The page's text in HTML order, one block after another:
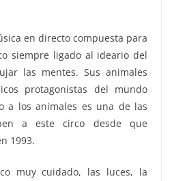
en directo compuesta para
siempre ligado al ideario del
las mentes. Sus animales
protagonistas del mundo
a los animales es una de las
a este circo desde que
1993.
muy cuidado, las luces, la